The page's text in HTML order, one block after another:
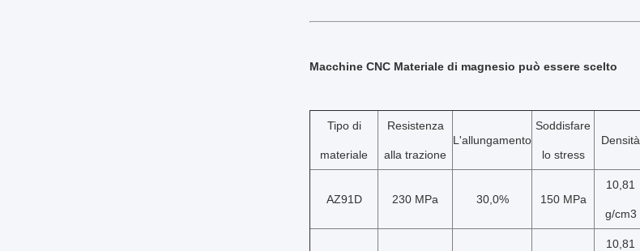
Macchine CNC Materiale di magnesio può essere scelto
Tipo di
materiale
Resistenza
alla trazione
L'allungamento
Soddisfare
lo stress
Densità
AZ91D 230 MPa 30,0% 150 MPa
10,81
g/cm3
10,81